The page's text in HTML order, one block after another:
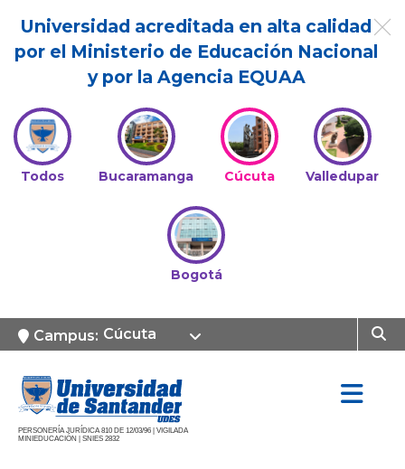
Universidad acreditada en alta calidad
por el Ministerio de Educación Nacional
y por la Agencia EQUAA
Todos Bucaramanga Cúcuta Valledupar
Bogotá
Campus: Cúcuta
PERSONERÍA JURÍDICA 810 DE 12/03/96 | VIGILADA
MINIEDUCACIÓN | SNIES 2832